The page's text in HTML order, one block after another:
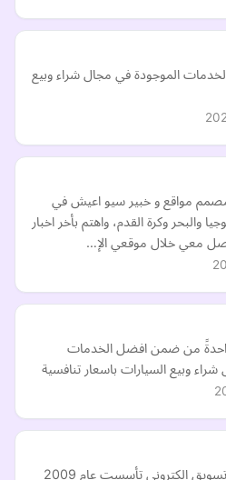
الموجودة في مجال شراء وبيع
مصمم مواقع و خبير سيو اعيش في
والبحر وكرة القدم، واهتم بأخر اخبار
معي خلال موقعي الإ…
واحدةً من ضمن افضل الخدمات
وبيع السيارات باسعار تنافسية
شركة تصميم مواقع وبرمجة و تسويق الكتروني تأسست عام 2009